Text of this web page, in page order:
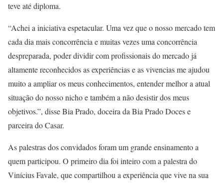
teve até diploma.
“Achei a iniciativa espetacular. Uma vez que o nosso mercado tem
cada dia mais concorrência e muitas vezes uma concorrência
despreparada, poder dividir com profissionais do mercado já
altamente reconhecidos as experiências e as vivencias me ajudou
muito a ampliar os meus conhecimentos, entender melhor a atual
situação do nosso nicho e também a não desistir dos meus
objetivos.”, disse Bia Prado, doceira da Bia Prado Doces e
parceira do Casar.
As palestras dos convidados foram um grande ensinamento a
quem participou. O primeiro dia foi inteiro com a palestra do
Vinícius Favale, que compartilhou a experiência que vive na sua